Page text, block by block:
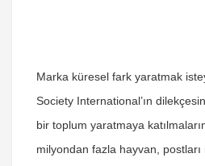
Marka küresel fark yaratmak
Society International’ın
bir toplum yaratmaya
milyondan fazla hayvan,